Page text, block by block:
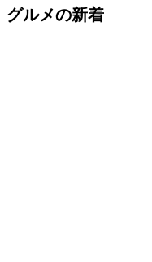
グルメの新着